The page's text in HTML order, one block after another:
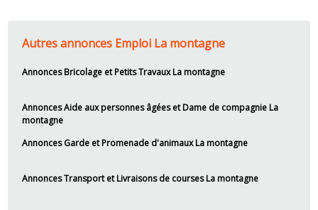
Autres annonces Emploi La montagne
Annonces Bricolage et Petits Travaux La montagne
Annonces Aide aux personnes âgées et Dame de compagnie La
montagne
Annonces Garde et Promenade d'animaux La montagne
Annonces Transport et Livraisons de courses La montagne